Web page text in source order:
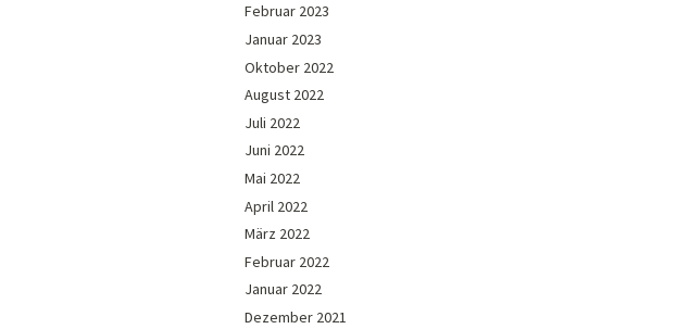
Februar 2023
Januar 2023
Oktober 2022
August 2022
Juli 2022
Juni 2022
Mai 2022
April 2022
März 2022
Februar 2022
Januar 2022
Dezember 2021